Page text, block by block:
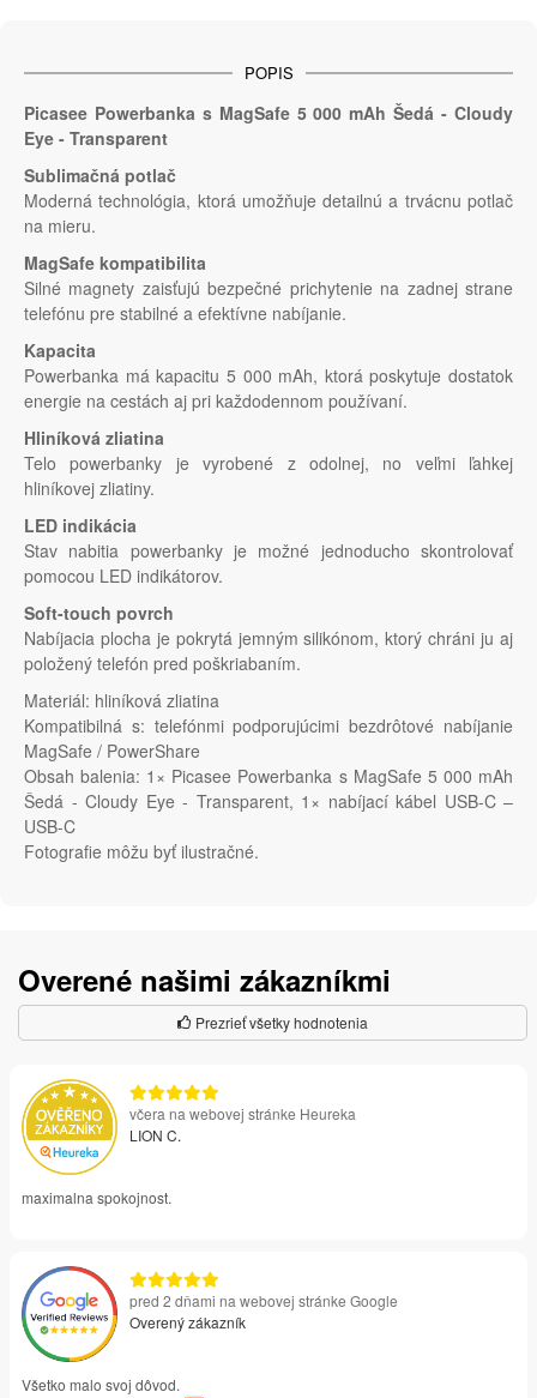
POPIS
Picasee Powerbanka s MagSafe 5 000 mAh Šedá - Cloudy
Eye - Transparent
Sublimačná potlač
Moderná technológia, ktorá umožňuje detailnú a trvácnu potlač
na mieru.
MagSafe kompatibilita
Silné magnety zaisťujú bezpečné prichytenie na zadnej strane
telefónu pre stabilné a efektívne nabíjanie.
Kapacita
Powerbanka má kapacitu 5 000 mAh, ktorá poskytuje dostatok
energie na cestách aj pri každodennom používaní.
Hliníková zliatina
Telo powerbanky je vyrobené z odolnej, no veľmi ľahkej
hliníkovej zliatiny.
LED indikácia
Stav nabitia powerbanky je možné jednoducho skontrolovať
pomocou LED indikátorov.
Soft-touch povrch
Nabíjacia plocha je pokrytá jemným silikónom, ktorý chráni ju aj
položený telefón pred poškriabaním.
Materiál: hliníková zliatina
Kompatibilná s: telefónmi podporujúcimi bezdrôtové nabíjanie
MagSafe / PowerShare
Obsah balenia: 1× Picasee Powerbanka s MagSafe 5 000 mAh
Šedá - Cloudy Eye - Transparent, 1× nabíjací kábel USB-C –
USB-C
Fotografie môžu byť ilustračné.
Overené našimi zákazníkmi
Prezrieť všetky hodnotenia
včera na webovej stránke Heureka
LION C.
maximalna spokojnost.
pred 2 dňami na webovej stránke Google
Overený zákazník
Všetko malo svoj dôvod.